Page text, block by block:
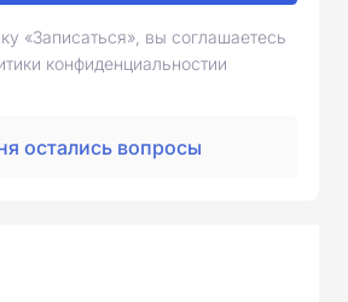
«Записаться», вы соглашаетесь
конфиденциальностии
остались вопросы